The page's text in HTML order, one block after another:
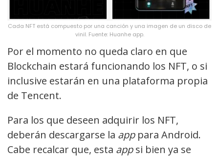
Cada NFT está compuesto por una canción y una imagen de un disco de
vinil. Fuente: Huanhe app.
Por el momento no queda claro en que
Blockchain estará funcionando los NFT, o si
inclusive estarán en una plataforma propia
de Tencent.
Para los que deseen adquirir los NFT,
deberán descargarse la app para Android.
Cabe recalcar que, esta appsi bien ya se